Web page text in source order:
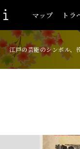
マップ トラ
江戸の芸能のシンボル、